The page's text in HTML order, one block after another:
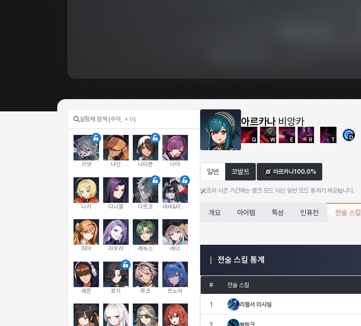
가넷 나딘 나타폰 니아
니키 다니엘 다르코
띠아 라우라 레녹스 레니
레온 로지 루크 르노어
아르카나 비앙카
Q W E R T D
일반 코발트 아르카나100.0%
프리 시즌 기간에는 랭크 모드 대신 일반 모드 통계가 제공됩니다.
개요 아이템 특성 인퓨전 전술 스킬
전술 스킬 통계
# 전술 스킬
1 리펄서 미사일